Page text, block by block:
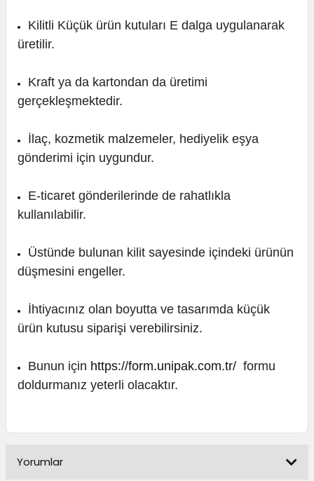
Kilitli Küçük ürün kutuları E dalga uygulanarak
üretilir.
Kraft ya da kartondan da üretimi
gerçekleşmektedir.
İlaç, kozmetik malzemeler, hediyelik eşya
gönderimi için uygundur.
E-ticaret gönderilerinde de rahatlıkla
kullanılabilir.
Üstünde bulunan kilit sayesinde içindeki ürünün
düşmesini engeller.
İhtiyacınız olan boyutta ve tasarımda küçük
ürün kutusu siparişi verebilirsiniz.
Bunun için https://form.unipak.com.tr/ formu
doldurmanız yeterli olacaktır.
Yorumlar